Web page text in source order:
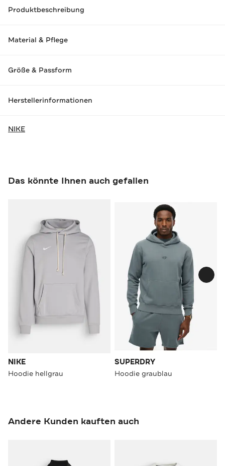
Produktbeschreibung
Material & Pflege
Größe & Passform
Herstellerinformationen
NIKE
Das könnte Ihnen auch gefallen
NIKE
Hoodie hellgrau
SUPERDRY
Hoodie graublau
Andere Kunden kauften auch